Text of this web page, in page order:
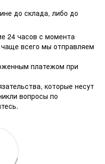
до склада, либо до
24 часов с момента
всего мы отправляем
платежом при
которые несут
вопросы по